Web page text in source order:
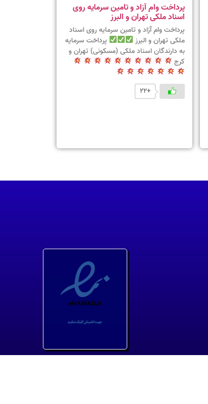
پرداخت وام آزاد و تامین سرمایه روی
اسناد ملکی تهران و البرز
پرداخت وام آزاد و تامین سرمایه روی اسناد
ملکی تهران و البرز
پرداخت سرمایه
به دارندگان اسناد ملکی (مسکونی) تهران و
کرج
+22